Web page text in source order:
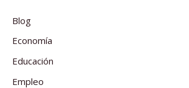
Blog
Economía
Educación
Empleo